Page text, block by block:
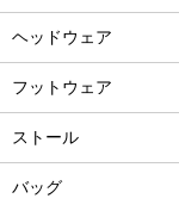
ヘッドウェア
フットウェア
ストール
バッグ